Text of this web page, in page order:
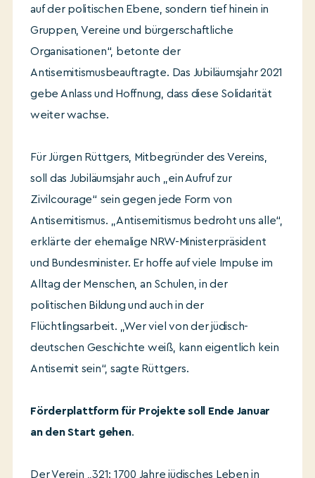
auf der politischen Ebene, sondern tief hinein in
Gruppen, Vereine und bürgerschaftliche
Organisationen“, betonte der
Antisemitismusbeauftragte. Das Jubiläumsjahr 2021
gebe Anlass und Hoffnung, dass diese Solidarität
weiter wachse.
Für Jürgen Rüttgers, Mitbegründer des Vereins,
soll das Jubiläumsjahr auch „ein Aufruf zur
Zivilcourage“ sein gegen jede Form von
Antisemitismus. „Antisemitismus bedroht uns alle“,
erklärte der ehemalige NRW-Ministerpräsident
und Bundesminister. Er hoffe auf viele Impulse im
Alltag der Menschen, an Schulen, in der
politischen Bildung und auch in der
Flüchtlingsarbeit. „Wer viel von der jüdisch-
deutschen Geschichte weiß, kann eigentlich kein
Antisemit sein“, sagte Rüttgers.
Förderplattform für Projekte soll Ende Januar
an den Start gehen.
Der Verein „321: 1700 Jahre jüdisches Leben in